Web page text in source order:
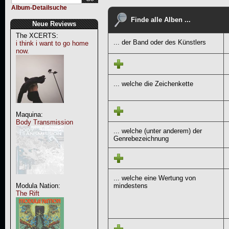
Album-Detailsuche
Neue Reviews
The XCERTS:
i think i want to go home
now.
Maquina:
Body Transmission
Modula Nation:
The Rift
Finde alle Alben ...
... der Band oder des Künstlers
... welche die Zeichenkette
... welche (unter anderem) der
Genrebezeichnung
... welche eine Wertung von
mindestens